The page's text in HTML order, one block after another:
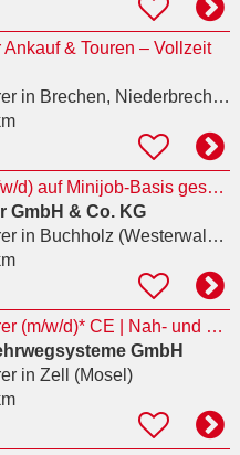
Ankauf & Touren – Vollzeit
in Brechen, Niederbrechen
Aushilfsfahrer (m/w/d) auf Minijob-Basis gesucht
GmbH & Co. KG
in Buchholz (Westerwald), Kölsch-Büllesbach
Auslieferungsfahrer (m/w/d)* CE | Nah- und Regionalverkehr
GmbH
in Zell (Mosel)